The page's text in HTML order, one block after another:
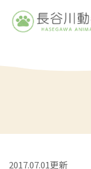
2017.07.01更新